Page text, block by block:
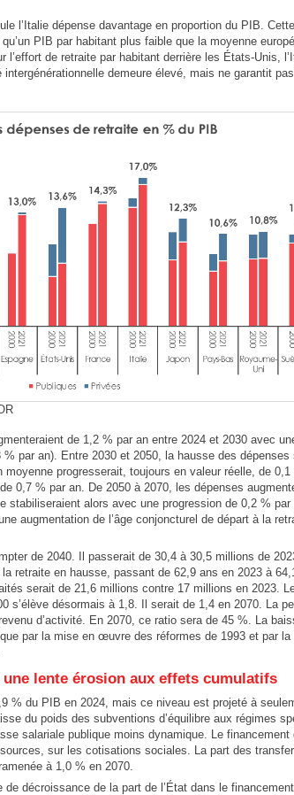
l’Italie dépense davantage en proportion du PIB.
PIB par habitant plus faible que la moyenne
l’effort de retraite par habitant derrière les États-Unis,
demeure élevé, mais ne garantit
de 1,2 % par an entre 2024 et 2030 avec
par an). Entre 2030 et 2050, la hausse des dépenses
progresserait, toujours en valeur réelle, de
0,7 % par an. De 2050 à 2070, les dépenses
stabiliseraient alors avec une progression de 0,2 % par
augmentation de l’âge conjoncturel de départ à la
de 2040. Il passerait de 30,4 à 30,5 millions de
retraite en hausse, passant de 62,9 ans en 2023 à
serait de 21,6 millions contre 17 millions en 2023.
s’élève désormais à 1,8. Il serait de 1,4 en 2070. La
d’activité. En 2070, ce ratio sera de 45 %. La
par la mise en œuvre des réformes de 1993 et par
lente érosion aux effets cumulatifs
% du PIB en 2024, mais ce niveau est projeté à
du poids des subventions d’équilibre aux régimes
salariale publique moins dynamique. Le financement
sur les cotisations sociales. La part des
à 1,0 % en 2070.
décroissance de la part de l’État dans le